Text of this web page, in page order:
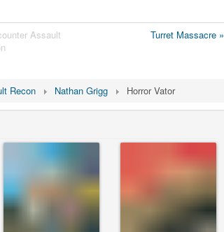
Assault
Turret Massacre »
Recon Nathan Grigg Horror Vator